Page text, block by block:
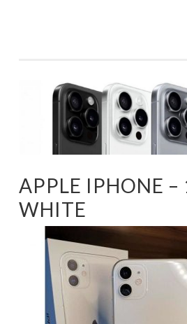
PRECIOS DE
ANDORRA
APPLE IPHONE –
WHITE